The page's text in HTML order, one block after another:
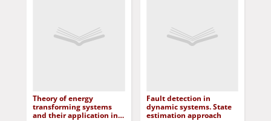
Theory of energy
transforming systems
and their application in
Fault detection in
dynamic systems. State
estimation approach